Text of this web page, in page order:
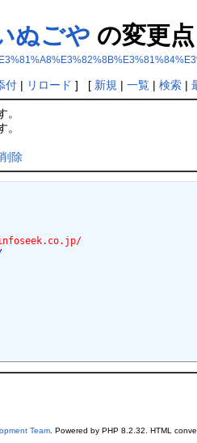
ぬごや の変更点
付| リロード ] [ 新規 | 一覧| 検索|
。
。
除
Team. Powered by PHP 8.2.32. HTML